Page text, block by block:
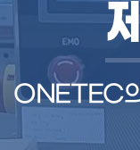
ONETEC